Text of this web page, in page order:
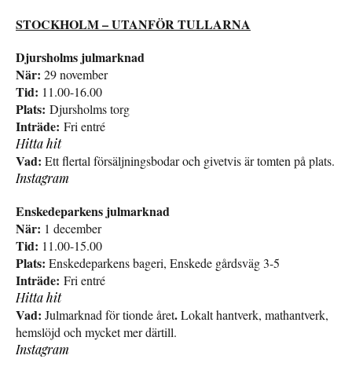
STOCKHOLM – UTANFÖR TULLARNA
Djursholms julmarknad
När: 29 november
Tid: 11.00-16.00
Plats: Djursholms torg
Inträde: Fri entré
Hitta hit
Vad: Ett flertal försäljningsbodar och givetvis är tomten på plats.
Instagram
Enskedeparkens julmarknad
När: 1 december
Tid: 11.00-15.00
Plats: Enskedeparkens bageri, Enskede gårdsväg 3-5
Inträde: Fri entré
Hitta hit
Vad: Julmarknad för tionde året.Lokalt hantverk, mathantverk,
hemslöjd och mycket mer därtill.
Instagram